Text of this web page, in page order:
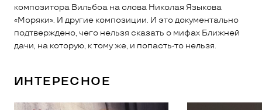
композитора Вильбоа на слова Николая Языкова
«Моряки». И другие композиции. И это документально
подтверждено, чего нельзя сказать о мифах Ближней
дачи, на которую, к тому же, и попасть-то нельзя.
ИНТЕРЕСНОЕ